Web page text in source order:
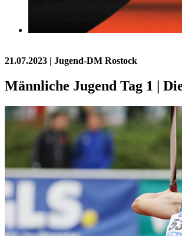
21.07.2023 | Jugend-DM Rostock
Männliche Jugend Tag 1 |